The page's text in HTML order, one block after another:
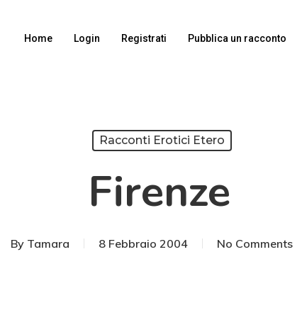
Home Login Registrati Pubblica un racconto
Racconti Erotici Etero
Firenze
By Tamara 8 Febbraio 2004 No Comments